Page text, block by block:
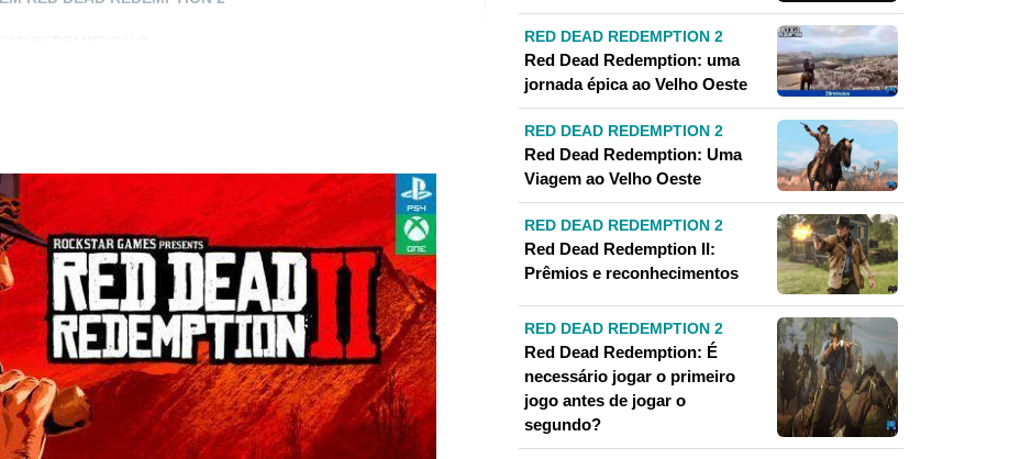
REDEMPTION 2
2
E A CAMPANHA PRINCIPAL?
COMPLETAR TODAS AS MISSÕES E ATIVIDADES EM RED
RED DEAD REDEMPTION 2
Red Dead Redemption: uma
jornada épica ao Velho Oeste
RED DEAD REDEMPTION 2
Red Dead Redemption: Uma
Viagem ao Velho Oeste
RED DEAD REDEMPTION 2
Red Dead Redemption II:
Prêmios e reconhecimentos
RED DEAD REDEMPTION 2
Red Dead Redemption: É
necessário jogar o primeiro
jogo antes de jogar o
segundo?